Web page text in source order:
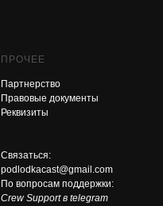
ПРОЧЕЕ
Партнерство
Правовые документы
Реквизиты
Связаться:
podlodkacast@gmail.com
По вопросам поддержки:
Crew Support в telegram